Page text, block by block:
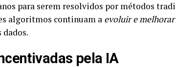
para serem resolvidos por métodos
algoritmos continuam a evoluir e melhorar
dados.
pela IA